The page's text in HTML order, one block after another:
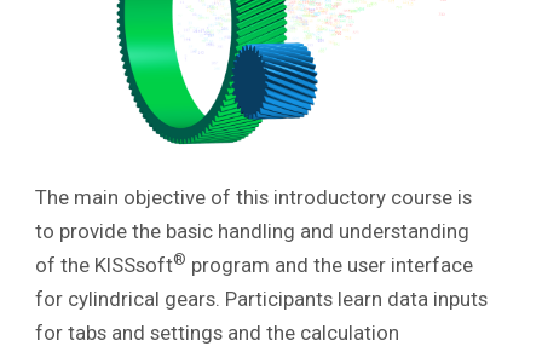
The main objective of this introductory course is
to provide the basic handling and understanding
of the KISSsoft® program and the user interface
for cylindrical gears. Participants learn data inputs
for tabs and settings and the calculation